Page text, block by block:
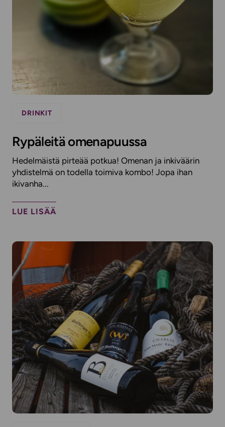
DRINKIT
Rypäleitä omenapuussa
Hedelmäistä pirteää potkua! Omenan ja inkiväärin
yhdistelmä on todella toimiva kombo! Jopa ihan
ikivanha...
LUE LISÄÄ